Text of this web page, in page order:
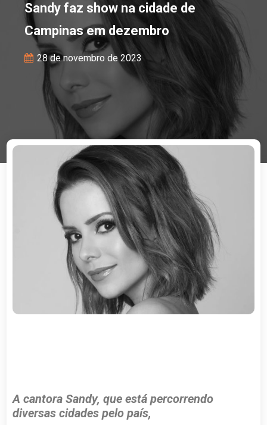
Sandy faz show na cidade de
Campinas em dezembro
28 de novembro de 2023
A cantora Sandy, que está percorrendo
diversas cidades pelo país,